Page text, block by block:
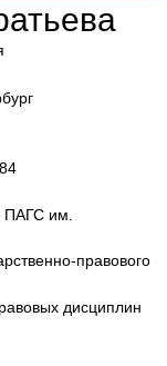
им.
правового
дисциплин